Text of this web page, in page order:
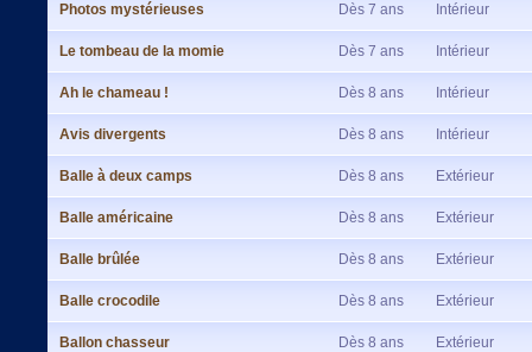
Photos mystérieuses Dès 7 ans Intérieur
Le tombeau de la momie Dès 7 ans Intérieur
Ah le chameau ! Dès 8 ans Intérieur
Avis divergents Dès 8 ans Intérieur
Balle à deux camps Dès 8 ans Extérieur
Balle américaine Dès 8 ans Extérieur
Balle brûlée Dès 8 ans Extérieur
Balle crocodile Dès 8 ans Extérieur
Ballon chasseur Dès 8 ans Extérieur